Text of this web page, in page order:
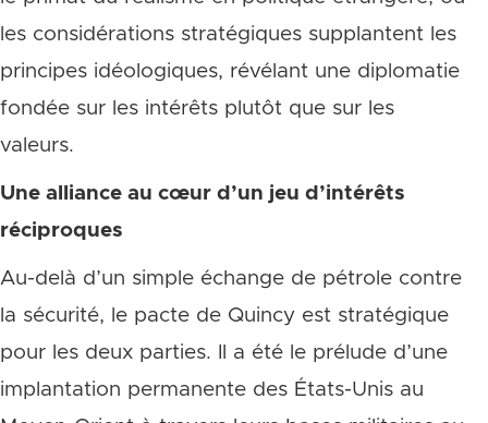
les considérations stratégiques supplantent les
principes idéologiques, révélant une diplomatie
fondée sur les intérêts plutôt que sur les
valeurs.
Une alliance au cœur d’un jeu d’intérêts
réciproques
Au-delà d’un simple échange de pétrole contre
la sécurité, le pacte de Quincy est stratégique
pour les deux parties. Il a été le prélude d’une
implantation permanente des États-Unis au